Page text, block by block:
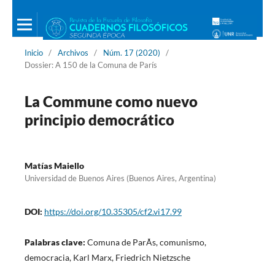
Inicio / Archivos / Núm. 17 (2020)
/
Dossier: A 150 de la Comuna de París
La Commune como nuevo
principio democrático
Matías Maiello
Universidad de Buenos Aires (Buenos Aires, Argentina)
DOI: https://doi.org/10.35305/cf2.vi17.99
Palabras clave: Comuna de ParÃ­s, comunismo,
democracia, Karl Marx, Friedrich Nietzsche